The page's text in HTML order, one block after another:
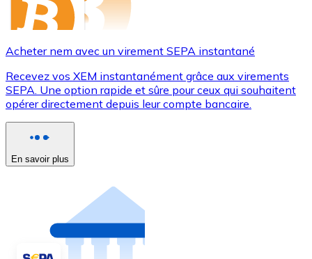
Acheter nem avec un virement SEPA instantané
Recevez vos XEM instantanément grâce aux virements
SEPA. Une option rapide et sûre pour ceux qui souhaitent
opérer directement depuis leur compte bancaire.
En savoir plus